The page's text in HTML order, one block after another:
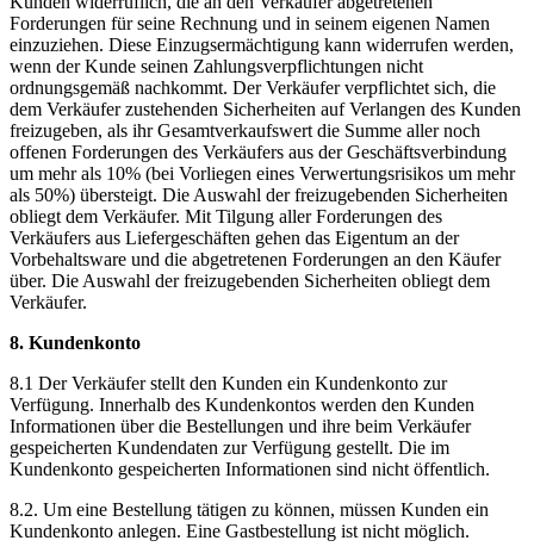
Forderungen für seine Rechnung und in seinem eigenen Namen
einzuziehen. Diese Einzugsermächtigung kann widerrufen werden,
wenn der Kunde seinen Zahlungsverpflichtungen nicht
ordnungsgemäß nachkommt. Der Verkäufer verpflichtet sich, die
dem Verkäufer zustehenden Sicherheiten auf Verlangen des Kunden
freizugeben, als ihr Gesamtverkaufswert die Summe aller noch
offenen Forderungen des Verkäufers aus der Geschäftsverbindung
um mehr als 10% (bei Vorliegen eines Verwertungsrisikos um mehr
als 50%) übersteigt. Die Auswahl der freizugebenden Sicherheiten
obliegt dem Verkäufer. Mit Tilgung aller Forderungen des
Verkäufers aus Liefergeschäften gehen das Eigentum an der
Vorbehaltsware und die abgetretenen Forderungen an den Käufer
über. Die Auswahl der freizugebenden Sicherheiten obliegt dem
Verkäufer.
8. Kundenkonto
8.1 Der Verkäufer stellt den Kunden ein Kundenkonto zur
Verfügung. Innerhalb des Kundenkontos werden den Kunden
Informationen über die Bestellungen und ihre beim Verkäufer
gespeicherten Kundendaten zur Verfügung gestellt. Die im
Kundenkonto gespeicherten Informationen sind nicht öffentlich.
8.2. Um eine Bestellung tätigen zu können, müssen Kunden ein
Kundenkonto anlegen. Eine Gastbestellung ist nicht möglich.